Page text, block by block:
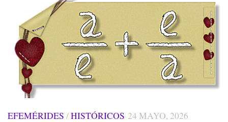
EFEMÉRIDES /HISTÓRICOS 24 MAYO, 2026